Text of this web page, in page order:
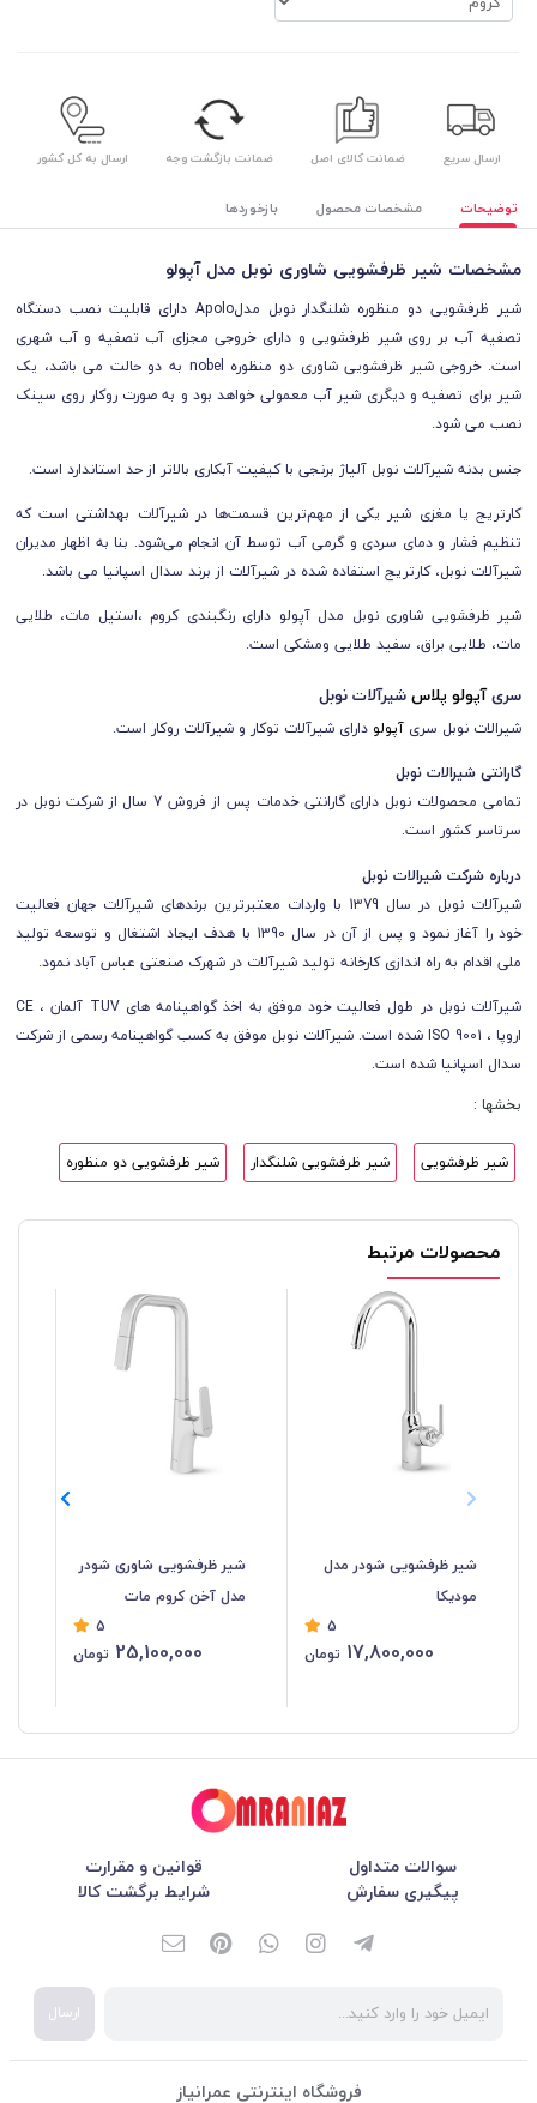
ارسال سریع ضمانت کالای اصل ضمانت بازگشت وجه ارسال به کل کشور
توضیحات مشخصات محصول بازخوردها
مشخصات شیر ظرفشویی شاوری نوبل مدل آپولو
شیر ظرفشویی دو منظوره شلنگدار نوبل مدلApolo دارای قابلیت نصب دستگاه
تصفیه آب بر روی شیر ظرفشویی و دارای خروجی مجزای آب تصفيه و آب شهری
است. خروجی شیر ظرفشویی شاوری دو منظوره
به دو حالت می باشد، یک
شیر برای تصفیه و دیگری شیر آب معمولی خواهد بود و به صورت روکار روی سینک
نصب می شود.
جنس بدنه شیرآلات نوبل آلیاژ برنجی با کیفیت آبکاری بالاتر از حد استاندارد است.
کارتریج یا مغزی شیر یکی از مهم‌ترین قسمت‌ها در شیرآلات بهداشتی است که
تنظیم فشار و دمای سردی و گرمی آب توسط آن انجام می‌شود. بنا به اظهار مدیران
شیرآلات نوبل، کارتریج استفاده شده در شیرآلات از برند سدال اسپانیا می باشد.
شیر ظرفشویی شاوری نوبل مدل آپولو دارای رنگبندی کروم ،استیل مات، طلایی
مات، طلایی براق، سفید طلایی ومشکی است.
سریآپولو پلاسشیرآلات نوبل
شیرالات نوبل سری آپولو دارای شیرآلات توکار و شیرآلات روکار است.
گارانتی شیرالات نوبل
تمامی محصولات نوبل دارایگارانتی خدمات پس از فروش 7 سال از شرکت نوبل
در
سرتاسر کشور است.
درباره شرکت شیرالات نوبل
شیرآلات نوبل در سال 1379 با واردات معتبرترین برندهای شیرآلات جهان فعالیت
خود را آغاز نمود و پس از آن در سال 1390 با هدف ایجاد اشتغال و توسعه تولید
ملی اقدام به راه اندازی کارخانه تولید شیرآلات در شهرک صنعتی عباس آباد نمود.
شیرآلات نوبل در طول فعالیت خود موفق به اخذ گواهینامه های TUV آلمان ، CE
اروپا ، ISO 9001 شده است. شیرآلات نوبل موفق به کسب گواهینامه رسمی از شرکت
سدال اسپانیا شده است.
بخشها :
شیر ظرفشویی شیر ظرفشویی شلنگدار شیر ظرفشویی دو منظوره
محصولات مرتبط
شیر ظرفشویی شودر مدل
مودیکا
5
17,800,000 تومان
شیر ظرفشویی شاوری شودر
مدل آخن کروم مات
5
25,100,000 تومان
سوالات متداول
قوانین و مقرارت
پیگیری سفارش
شرایط برگشت کالا
ارسال
فروشگاه اینترنتی عمرانیاز